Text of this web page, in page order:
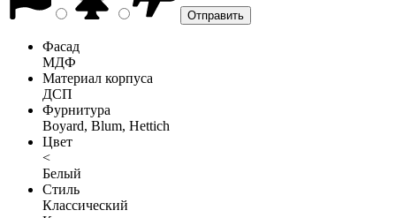
Фасад
МДФ
Материал корпуса
ДСП
Фурнитура
Boyard, Blum, Hettich
Цвет
<
Белый
Стиль
Классический